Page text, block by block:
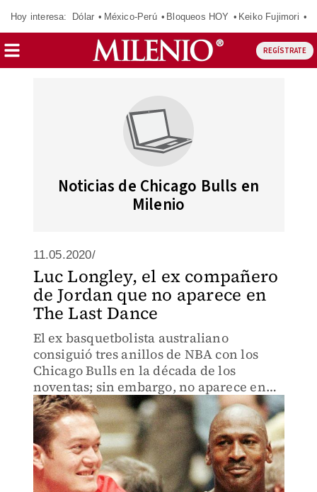
Hoy interesa: Dólar México-Perú Bloqueos HOY Keiko Fujimori
REGÍSTRATE
Noticias de Chicago Bulls en
Milenio
11.05.2020/
Luc Longley, el ex compañero
de Jordan que no aparece en
The Last Dance
El ex basquetbolista australiano
consiguió tres anillos de NBA con los
Chicago Bulls en la década de los
noventas; sin embargo, no aparece en
las entrevistas de la serie